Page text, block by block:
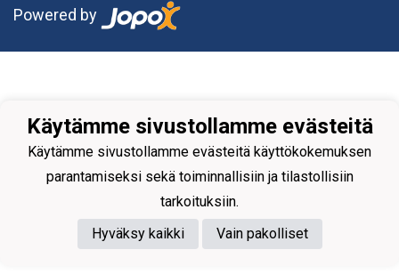
Powered by
Käytämme sivustollamme evästeitä
Käytämme sivustollamme evästeitä käyttökokemuksen
parantamiseksi sekä toiminnallisiin ja tilastollisiin
tarkoituksiin.
Hyväksy kaikki
Vain pakolliset